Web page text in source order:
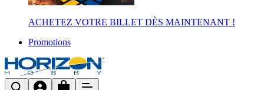
ACHETEZ VOTRE BILLET DÈS MAINTENANT !
Promotions